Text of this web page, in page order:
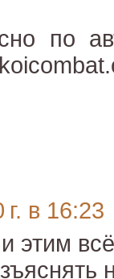
по
в 16:23
этим